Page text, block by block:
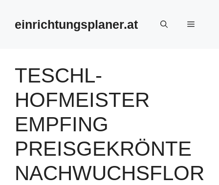
springeneinrichtungsplaner.at Menü
TESCHL-
HOFMEISTER
EMPFING
PREISGEKRÖNTE
NACHWUCHSFLOR